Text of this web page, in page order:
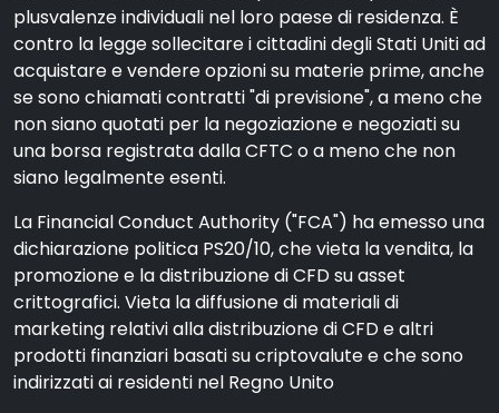
plusvalenze individuali nel loro paese di residenza. È
contro la legge sollecitare i cittadini degli Stati Uniti ad
acquistare e vendere opzioni su materie prime, anche
se sono chiamati contratti "di previsione", a meno che
non siano quotati per la negoziazione e negoziati su
una borsa registrata dalla CFTC o a meno che non
siano legalmente esenti.
La Financial Conduct Authority ("FCA") ha emesso una
dichiarazione politica PS20/10, che vieta la vendita, la
promozione e la distribuzione di CFD su asset
crittografici. Vieta la diffusione di materiali di
marketing relativi alla distribuzione di CFD e altri
prodotti finanziari basati su criptovalute e che sono
indirizzati ai residenti nel Regno Unito